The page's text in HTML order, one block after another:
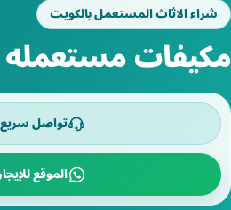
شراء الاثاث المستعمل بالكويت
مكيفات مستعمله
تواصل سريع
الموقع